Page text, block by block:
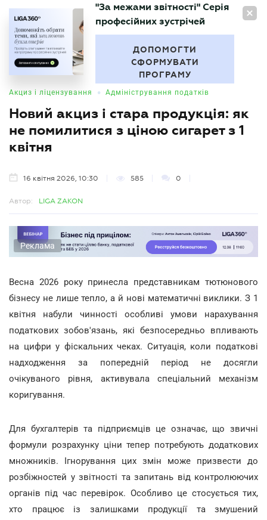
UA
БУХГАЛТЕР
"За межами звітності" Серія
професійних зустрічей
ДОПОМОГТИ
СФОРМУВАТИ
ПРОГРАМУ
Акциз і ліцензування • Адміністрування податків
Новий акциз і стара продукція: як
не помилитися з ціною сигарет з 1
квітня
16 квітня 2026, 10:30 585 0
Автор: LIGA ZAKON
Реклама
Весна 2026 року принесла представникам тютюнового
бізнесу не лише тепло, а й нові математичні виклики. З 1
квітня набули чинності особливі умови нарахування
податкових зобов'язань, які безпосередньо впливають
на цифри у фіскальних чеках. Ситуація, коли податкові
надходження за попередній період не досягли
очікуваного рівня, активувала спеціальний механізм
коригування.
Для бухгалтерів та підприємців це означає, що звичні
формули розрахунку ціни тепер потребують додаткових
множників. Ігнорування цих змін може призвести до
розбіжностей у звітності та запитань від контролюючих
органів під час перевірок. Особливо це стосується тих,
хто працює із залишками продукції та змушений